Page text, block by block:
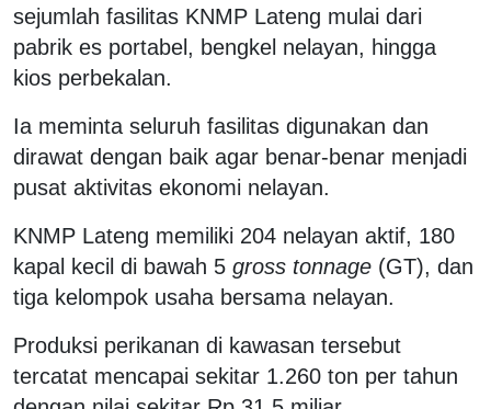
sejumlah fasilitas KNMP Lateng mulai dari
pabrik es portabel, bengkel nelayan, hingga
kios perbekalan.
Ia meminta seluruh fasilitas digunakan dan
dirawat dengan baik agar benar-benar menjadi
pusat aktivitas ekonomi nelayan.
KNMP Lateng memiliki 204 nelayan aktif, 180
kapal kecil di bawah 5 gross tonnage (GT), dan
tiga kelompok usaha bersama nelayan.
Produksi perikanan di kawasan tersebut
tercatat mencapai sekitar 1.260 ton per tahun